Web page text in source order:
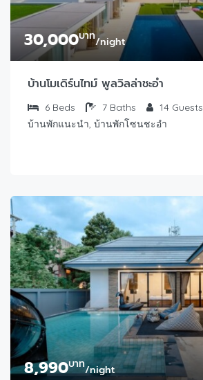
30,000บาท/night
บ้านโมเดิร์นไทม์ พูลวิลล่าชะอำ
6 Beds 7 Baths 14 Guests
บ้านพักแนะนำ, บ้านพักโซนชะอำ
8,990บาท/night